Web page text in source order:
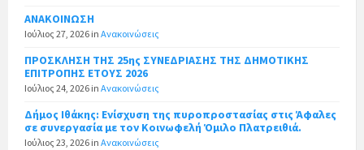
ΑΝΑΚΟΙΝΩΣΗ
Ιούλιος 27, 2026 in Ανακοινώσεις
ΠΡΟΣΚΛΗΣΗ ΤΗΣ 25ης ΣΥΝΕΔΡΙΑΣΗΣ ΤΗΣ ΔΗΜΟΤΙΚΗΣ
ΕΠΙΤΡΟΠΗΣ ΕΤΟΥΣ 2026
Ιούλιος 24, 2026 in Ανακοινώσεις
Δήμος Ιθάκης: Ενίσχυση της πυροπροστασίας στις Άφαλες
σε συνεργασία με τον Κοινωφελή Όμιλο Πλατρειθιά.
Ιούλιος 23, 2026 in Ανακοινώσεις